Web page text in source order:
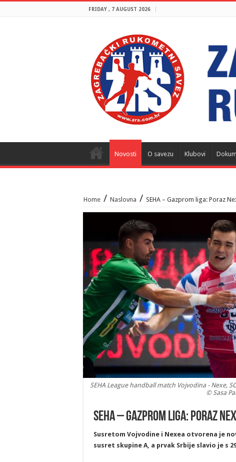
FRIDAY , 7 AUGUST 2026
Novosti O savezu Klubovi
Home / Naslovna / SEHA – Gazprom liga: Poraz
SEHA League handball match Vojvodina - Nexe,
© Sasa
SEHA – Gazprom liga: Poraz
Susretom Vojvodine i Nexea otvorena je
susret skupine A, a prvak Srbije slavio je s